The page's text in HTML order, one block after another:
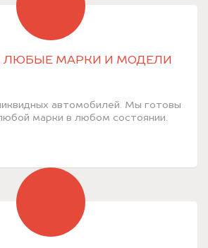
ЛЮБЫЕ МАРКИ И МОДЕЛИ
автомобилей. Мы готовы
марки в любом состоянии.